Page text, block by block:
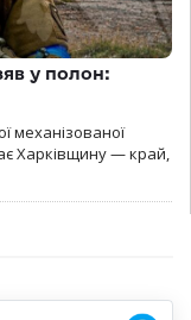
у полон:
механізованої
Харківщину — край,